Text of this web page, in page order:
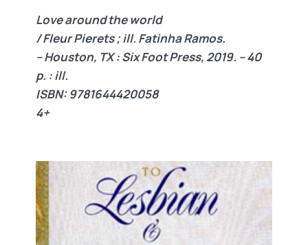
Love around the world
/ Fleur Pierets ; ill. Fatinha Ramos.
– Houston, TX : Six Foot Press, 2019. – 40
p. : ill.
ISBN: 9781644420058
4+